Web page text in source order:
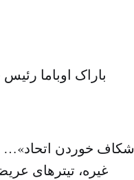
باراک اوباما
غیره، تیترهای